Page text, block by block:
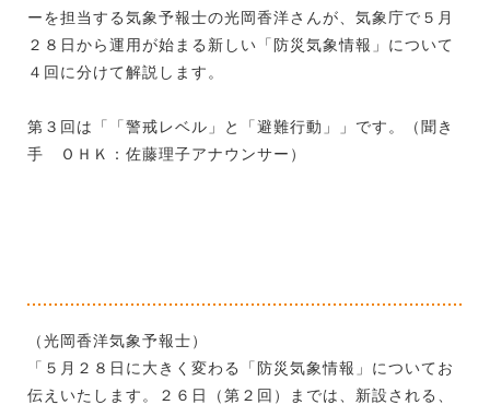
ーを担当する気象予報士の光岡香洋さんが、気象庁で５月
２８日から運用が始まる新しい「防災気象情報」について
４回に分けて解説します。
第３回は「「警戒レベル」と「避難行動」」です。（聞き
手 ＯＨＫ：佐藤理子アナウンサー）
（光岡香洋気象予報士）
「５月２８日に大きく変わる「防災気象情報」についてお
伝えいたします。２６日（第２回）までは、新設される、